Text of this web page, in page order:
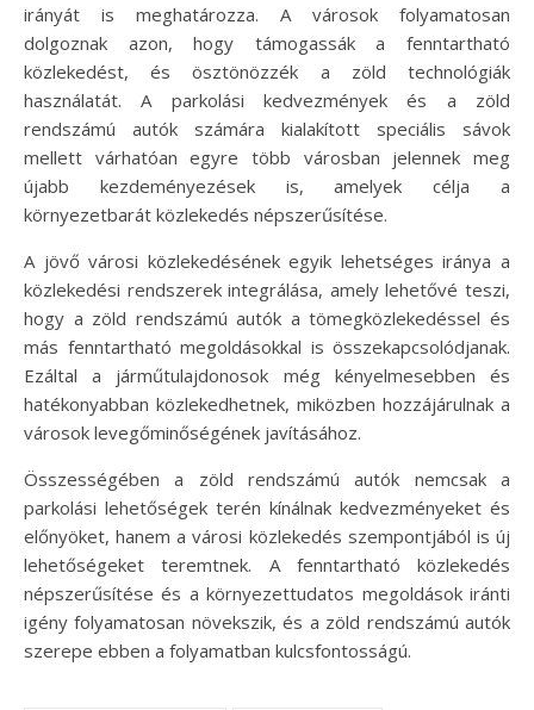
irányát is meghatározza. A városok folyamatosan
dolgoznak azon, hogy támogassák a fenntartható
közlekedést, és ösztönözzék a zöld technológiák
használatát. A parkolási kedvezmények és a zöld
rendszámú autók számára kialakított speciális sávok
mellett várhatóan egyre több városban jelennek meg
újabb kezdeményezések is, amelyek célja a
környezetbarát közlekedés népszerűsítése.
A jövő városi közlekedésének egyik lehetséges iránya a
közlekedési rendszerek integrálása, amely lehetővé teszi,
hogy a zöld rendszámú autók a tömegközlekedéssel és
más fenntartható megoldásokkal is összekapcsolódjanak.
Ezáltal a járműtulajdonosok még kényelmesebben és
hatékonyabban közlekedhetnek, miközben hozzájárulnak a
városok levegőminőségének javításához.
Összességében a zöld rendszámú autók nemcsak a
parkolási lehetőségek terén kínálnak kedvezményeket és
előnyöket, hanem a városi közlekedés szempontjából is új
lehetőségeket teremtnek. A fenntartható közlekedés
népszerűsítése és a környezettudatos megoldások iránti
igény folyamatosan növekszik, és a zöld rendszámú autók
szerepe ebben a folyamatban kulcsfontosságú.